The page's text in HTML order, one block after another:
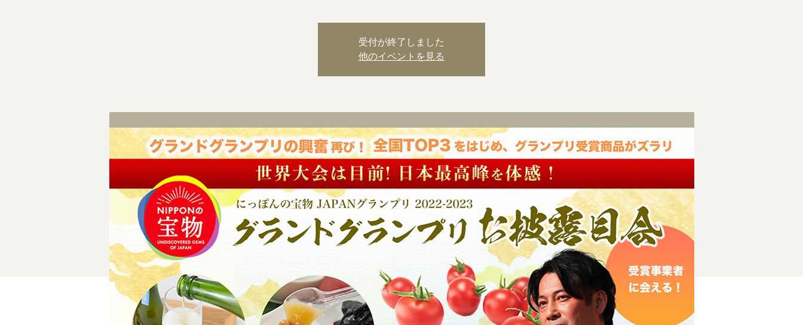
受付が終了しました
他のイベントを見る